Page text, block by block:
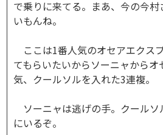
で乗りに来てる。まあ、今の今
いもんね。
ここは1番人気のオセアエクス
てもらいたいからソーニャからオ
気、クールソルを入れた3連複。
ソーニャは逃げの手。クールソ
にいるぞ。